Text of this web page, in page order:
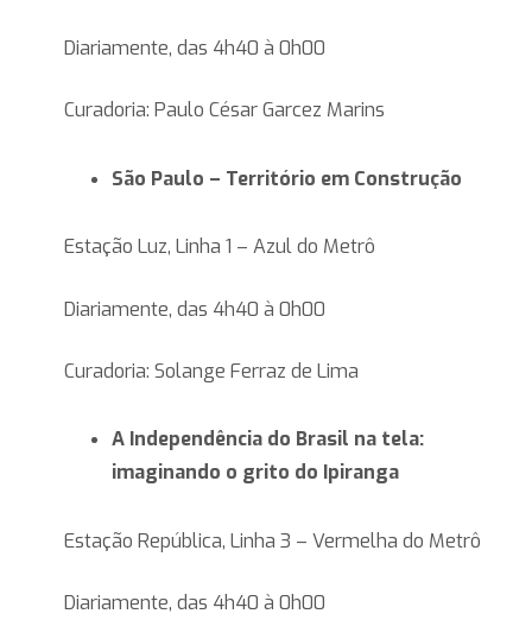
Diariamente, das 4h40 à 0h00
Curadoria: Paulo César Garcez Marins
São Paulo – Território em Construção
Estação Luz, Linha 1 – Azul do Metrô
Diariamente, das 4h40 à 0h00
Curadoria: Solange Ferraz de Lima
A Independência do Brasil na tela:
imaginando o grito do Ipiranga
Estação República, Linha 3 – Vermelha do Metrô
Diariamente, das 4h40 à 0h00